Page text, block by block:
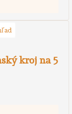
kroj na 5